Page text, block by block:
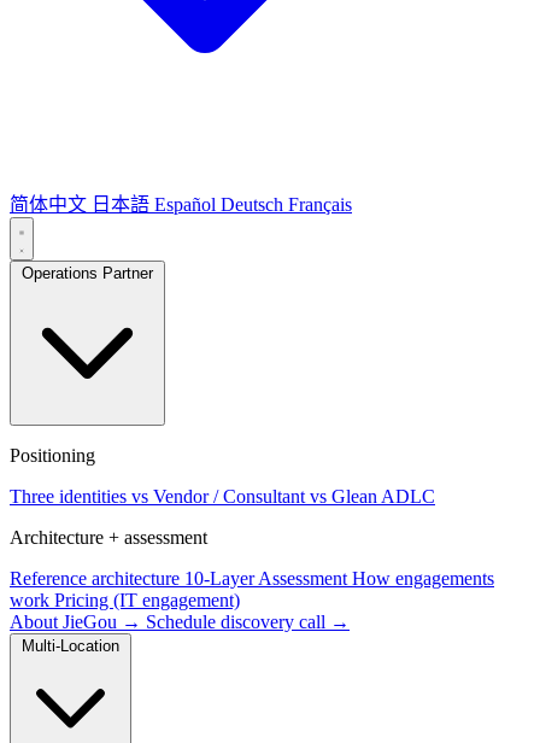
简体中文 日本語 Español Deutsch Français
Operations Partner
Positioning
Three identities vs Vendor / Consultant vs Glean ADLC
Architecture + assessment
Reference architecture 10-Layer Assessment How engagements
work Pricing (IT engagement)
About JieGou → Schedule discovery call →